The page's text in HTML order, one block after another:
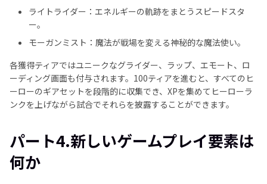
ライトライダー：エネルギーの軌跡をまとうスピードスタ
ー。
モーガンミスト：魔法が戦場を変える神秘的な魔法使い。
各獲得ティアではユニークなグライダー、ラップ、エモート、ロ
ーディング画面も付与されます。100ティアを進むと、すべてのヒ
ーローのギアセットを段階的に収集でき、XPを集めてヒーローラ
ンクを上げながら試合でそれらを披露することができます。
パート4.新しいゲームプレイ要素は
何か